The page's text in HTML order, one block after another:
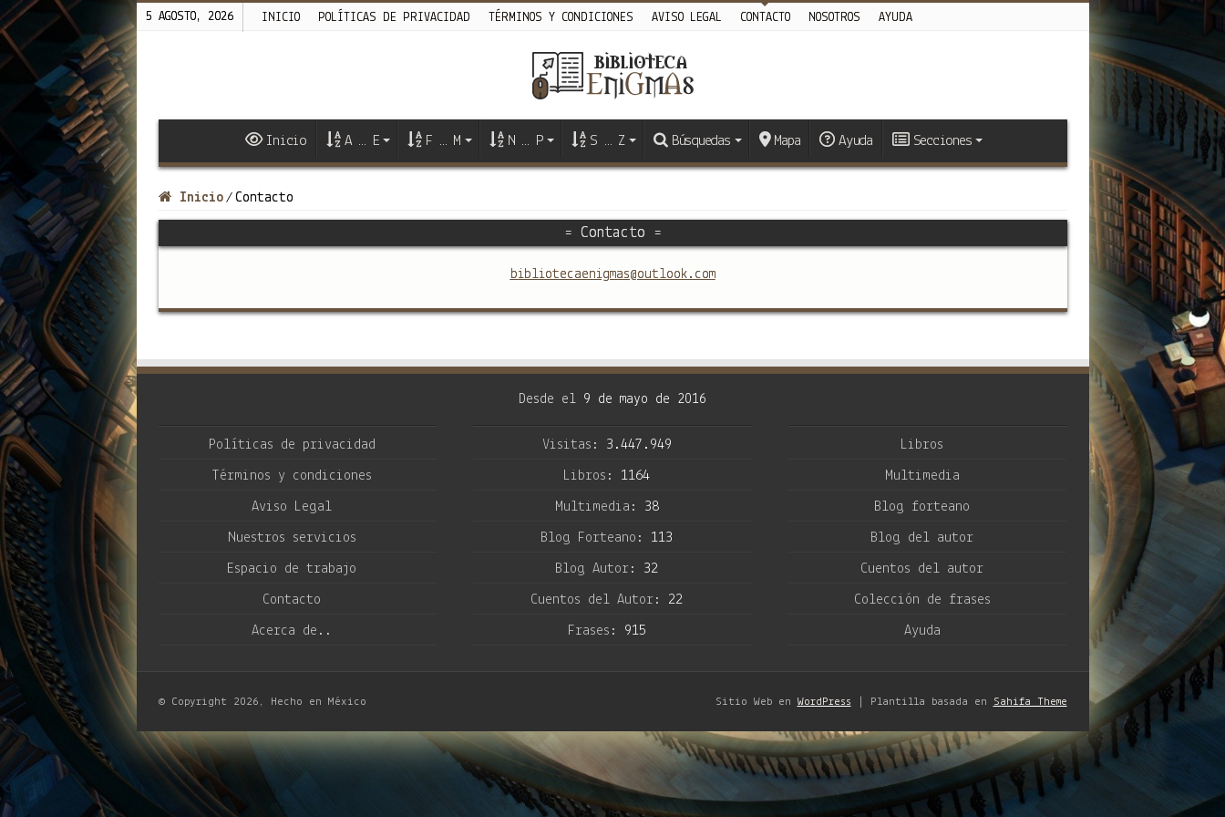
5 AGOSTO, 2026 INICIO POLÍTICAS DE PRIVACIDAD TÉRMINOS Y CONDICIONES AVISO LEGAL CONTACTO NOSOTROS AYUDA
Inicio A … E F … M N … P S … Z Búsquedas Mapa Ayuda Secciones
Inicio / Contacto
= Contacto =
bibliotecaenigmas@outlook.com
Desde el 9 de mayo de 2016
Políticas de privacidad
Términos y condiciones
Aviso Legal
Nuestros servicios
Espacio de trabajo
Contacto
Acerca de..
Visitas: 3.447.949
Libros: 1164
Multimedia: 38
Blog Forteano: 113
Blog Autor: 32
Cuentos del Autor: 22
Frases: 915
Libros
Multimedia
Blog forteano
Blog del autor
Cuentos del autor
Colección de frases
Ayuda
Sitio Web en WordPress | Plantilla basada en Sahifa Theme
© Copyright 2026, Hecho en México